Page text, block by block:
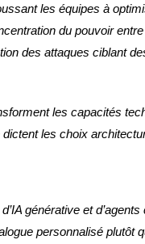
les équipes à
du pouvoir
des attaques ciblant
les capacités
les choix
générative et
personnalisé plutôt